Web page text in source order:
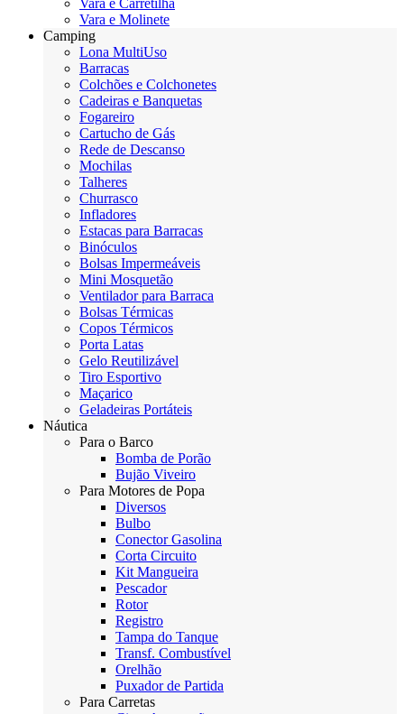
Vara e Carretilha
Vara e Molinete
Camping
Lona MultiUso
Barracas
Colchões e Colchonetes
Cadeiras e Banquetas
Fogareiro
Cartucho de Gás
Rede de Descanso
Mochilas
Talheres
Churrasco
Infladores
Estacas para Barracas
Binóculos
Bolsas Impermeáveis
Mini Mosquetão
Ventilador para Barraca
Bolsas Térmicas
Copos Térmicos
Porta Latas
Gelo Reutilizável
Tiro Esportivo
Maçarico
Geladeiras Portáteis
Náutica
Para o Barco
Bomba de Porão
Bujão Viveiro
Para Motores de Popa
Diversos
Bulbo
Conector Gasolina
Corta Circuito
Kit Mangueira
Pescador
Rotor
Registro
Tampa do Tanque
Transf. Combustível
Orelhão
Puxador de Partida
Para Carretas